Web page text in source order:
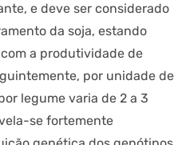
e deve ser considerado
da soja, estando
a produtividade de
por unidade de
legume varia de 2 a 3
se fortemente